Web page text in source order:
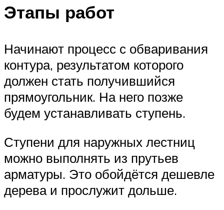
Этапы работ
Начинают процесс с обваривания
контура, результатом которого
должен стать получившийся
прямоугольник. На него позже
будем устанавливать ступень.
Ступени для наружных лестниц
можно выполнять из прутьев
арматуры. Это обойдётся дешевле
дерева и прослужит дольше.